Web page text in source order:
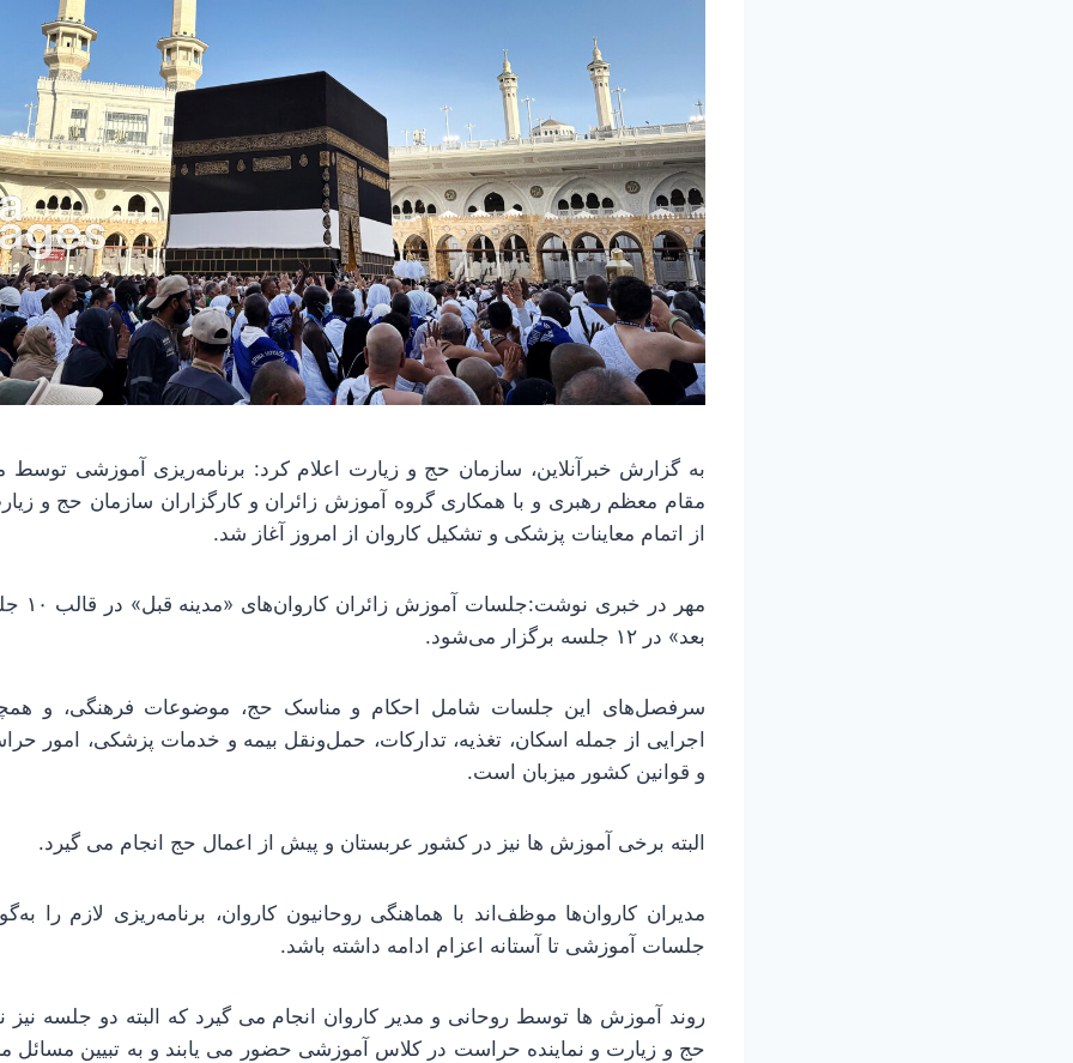
به گزارش خبرآنلاین، سازمان حج و زیارت اعلام کرد: برنامه‌ریزی آموزشی توسط
مقام معظم رهبری و با همکاری گروه آموزش زائران و کارگزاران سازمان حج و
از اتمام معاینات پزشکی و تشکیل کاروان از امروز آغاز شد.
مهر در
بعد» در ۱۲ جلسه برگزار می‌شود.
سرفصل‌های این جلسات شامل احکام و مناسک حج، موضوعات فرهنگی، و
اجرایی از جمله اسکان، تغذیه، تدارکات، حمل‌ونقل بیمه و خدمات پزشکی، امور
و قوانین کشور میزبان است.
البته برخی آموزش ها نیز در کشور عربستان و پیش از اعمال حج انجام می گیرد.
مدیران کاروان‌ها موظف‌اند با هماهنگی روحانیون کاروان، برنامه‌ریزی لازم را
جلسات آموزشی تا آستانه اعزام ادامه داشته باشد.
روند آموزش ها توسط روحانی و مدیر کاروان انجام می گیرد که البته دو جلسه نیز
حج و زیارت و نماینده حراست در کلاس آموزشی حضور می یابند و به تبیین مسائل